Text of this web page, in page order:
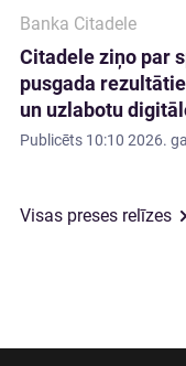
Banka Citadele
Citadele ziņo par
pusgada
un uzlabotu
Publicēts 10:10 2026.
Visas preses relīzes